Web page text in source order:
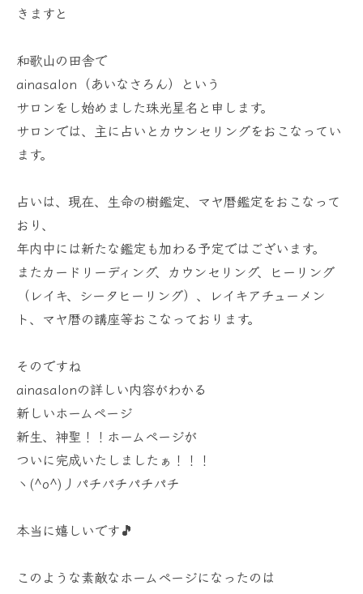
きますと
和歌山の田舎で
ainasalon（あいなさろん）という
サロンをし始めました珠光星名と申します。
サロンでは、主に占いとカウンセリングをおこなってい
ます。
占いは、現在、生命の樹鑑定、マヤ暦鑑定をおこなって
おり、
年内中には新たな鑑定も加わる予定ではございます。
またカードリーディング、カウンセリング、ヒーリング
（レイキ、シータヒーリング）、レイキアチューメン
ト、マヤ暦の講座等おこなっております。
そのですね
ainasalonの詳しい内容がわかる
新しいホームページ
新生、神聖！！ホームページが
ついに完成いたしましたぁ！！！
ヽ(^o^)丿パチパチパチパチ
本当に嬉しいです🎵
このような素敵なホームページになったのは